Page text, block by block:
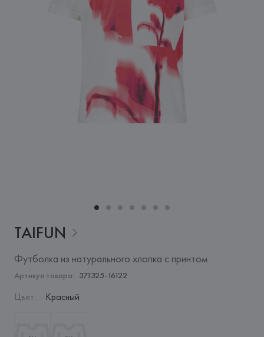
TAIFUN
Футболка из натурального хлопка с принтом
Артикул товара: 371325-16122
Цвет: Красный